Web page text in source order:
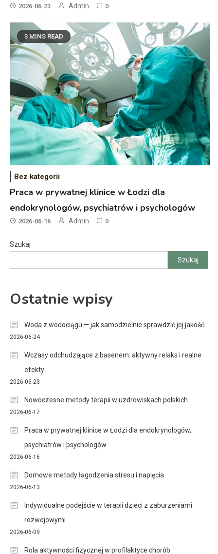
2026-06-23 Admin 0
3 MINS READ
Bez kategorii
Praca w prywatnej klinice w Łodzi dla
endokrynologów, psychiatrów i psychologów
2026-06-16 Admin 0
Szukaj
Szukaj
Ostatnie wpisy
Woda z wodociągu — jak samodzielnie sprawdzić jej jakość
2026-06-24
Wczasy odchudzające z basenem: aktywny relaks i realne
efekty
2026-06-23
Nowoczesne metody terapii w uzdrowiskach polskich
2026-06-17
Praca w prywatnej klinice w Łodzi dla endokrynologów,
psychiatrów i psychologów
2026-06-16
Domowe metody łagodzenia stresu i napięcia
2026-06-13
Indywidualne podejście w terapii dzieci z zaburzeniami
rozwojowymi
2026-06-09
Rola aktywności fizycznej w profilaktyce chorób